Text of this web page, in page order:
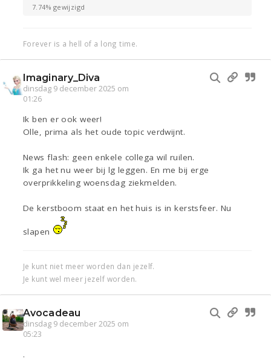
7.74% gewijzigd
Forever is a hell of a long time.
Imaginary_Diva
dinsdag 9 december 2025 om
01:26
Ik ben er ook weer!
Olle, prima als het oude topic verdwijnt.
News flash: geen enkele collega wil ruilen.
Ik ga het nu weer bij lg leggen. En me bij erge
overprikkeling woensdag ziekmelden.
De kerstboom staat en het huis is in kerstsfeer. Nu
slapen
Je kunt niet meer worden dan jezelf.
Je kunt wel meer jezelf worden.
Avocadeau
dinsdag 9 december 2025 om
05:23
.